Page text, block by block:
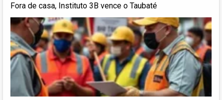
Fora de casa, Instituto 3B vence o Taubaté